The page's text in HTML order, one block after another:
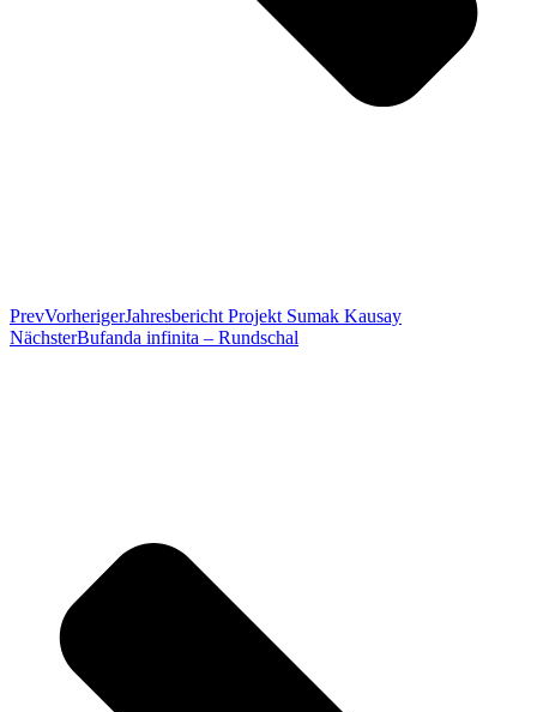
PrevVorherigerJahresbericht Projekt Sumak Kausay
NächsterBufanda infinita – Rundschal